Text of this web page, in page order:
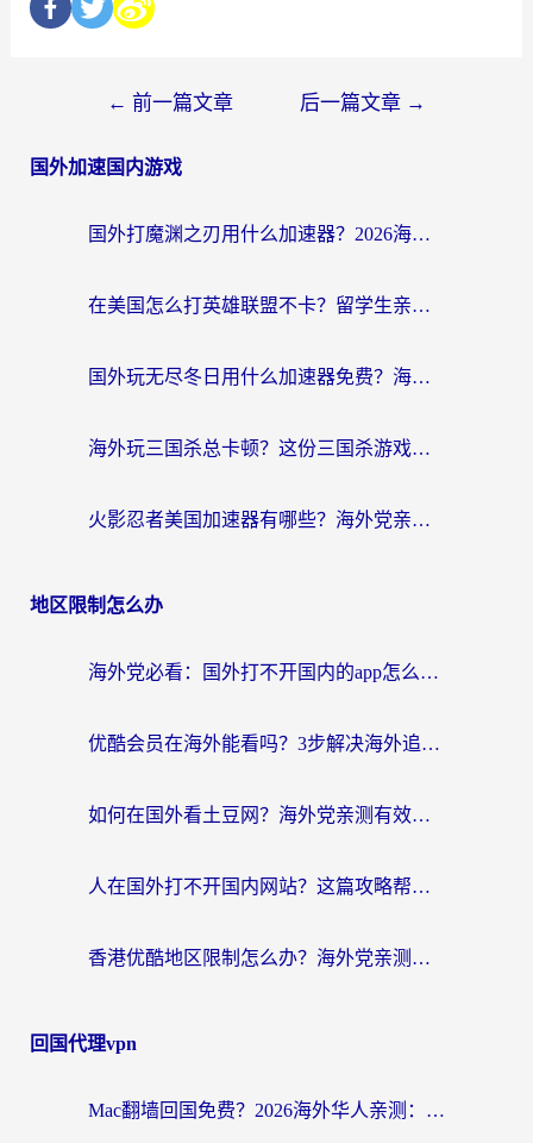
← 前一篇文章 后一篇文章 →
国外加速国内游戏
国外打魔渊之刃用什么加速器？2026海外玩家国服游戏加速全攻略（附闪耀暖暖&复苏的魔女避坑指南）
在美国怎么打英雄联盟不卡？留学生亲测的国服游戏加速全攻略
国外玩无尽冬日用什么加速器免费？海外党国服游戏加速避坑指南
海外玩三国杀总卡顿？这份三国杀游戏加速器指南帮你告别延迟烦恼
火影忍者美国加速器有哪些？海外党亲测的国服游戏加速全攻略（含菲律宾玩三国之刃守望黎明技巧）
地区限制怎么办
海外党必看：国外打不开国内的app怎么办？3步解决你的乡愁
优酷会员在海外能看吗？3步解决海外追剧难题，附实测好用加速器推荐
如何在国外看土豆网？海外党亲测有效的追剧加速器选择指南
人在国外打不开国内网站？这篇攻略帮你无缝解锁国内资源（附交管12123使用技巧）
香港优酷地区限制怎么办？海外党亲测有效的追剧解决方案
回国代理vpn
Mac翻墙回国免费？2026海外华人亲测：从CCTV5直播到国内APP，这样选加速器才靠谱